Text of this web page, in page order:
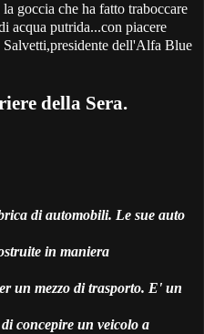
goccia che ha fatto traboccare
acqua putrida...con piacere
dell'Alfa Blue
della Sera.
di automobili. Le sue auto
in maniera
un mezzo di trasporto. E' un
concepire un veicolo a